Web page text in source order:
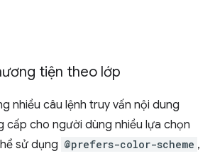
tiện theo lớp
nhiều câu lệnh truy vấn nội dung
cấp cho người dùng nhiều lựa chọn
sử dụng @prefers-color-scheme ,